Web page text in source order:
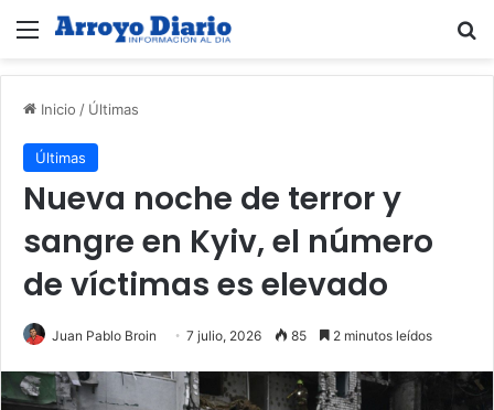
Menú
Inicio / Últimas
Últimas
Nueva noche de terror y
sangre en Kyiv, el número
de víctimas es elevado
Juan Pablo Broin 7 julio, 2026 85 2 minutos leídos